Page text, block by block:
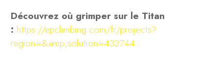
Découvrez où grimper sur le Titan
: https://epclimbing.com/fr/projects?
region=&amp;solution=432744